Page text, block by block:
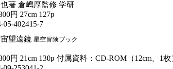
著 倉嶋厚監修 学研
円 27cm 127p
05-402415-7
望遠鏡 星空冒険ブック
円 21cm 130p 付属資料：CD-ROM（12cm、1枚